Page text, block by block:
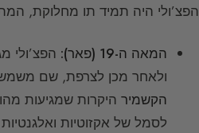
הפצ’ולי היה תמיד תו מחלוקת,
המאה ה-19 (פאר):
הפצ’ולי
ולאחר מכן לצרפת, שם
הקשמיר היקרות שמגיעות
לסמל של אקזוטיות ואלגנטיות